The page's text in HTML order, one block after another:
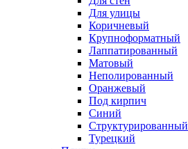
Для улицы
Коричневый
Крупноформатный
Лаппатированный
Матовый
Неполированный
Оранжевый
Под кирпич
Синий
Структурированный
Турецкий